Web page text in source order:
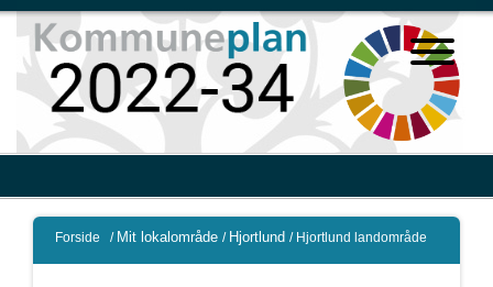
Forside / Mit lokalområde / Hjortlund / Hjortlund landområde